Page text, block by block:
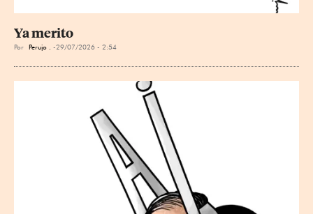
Ya merito
Por Perujo . 29/07/2026 - 2:54